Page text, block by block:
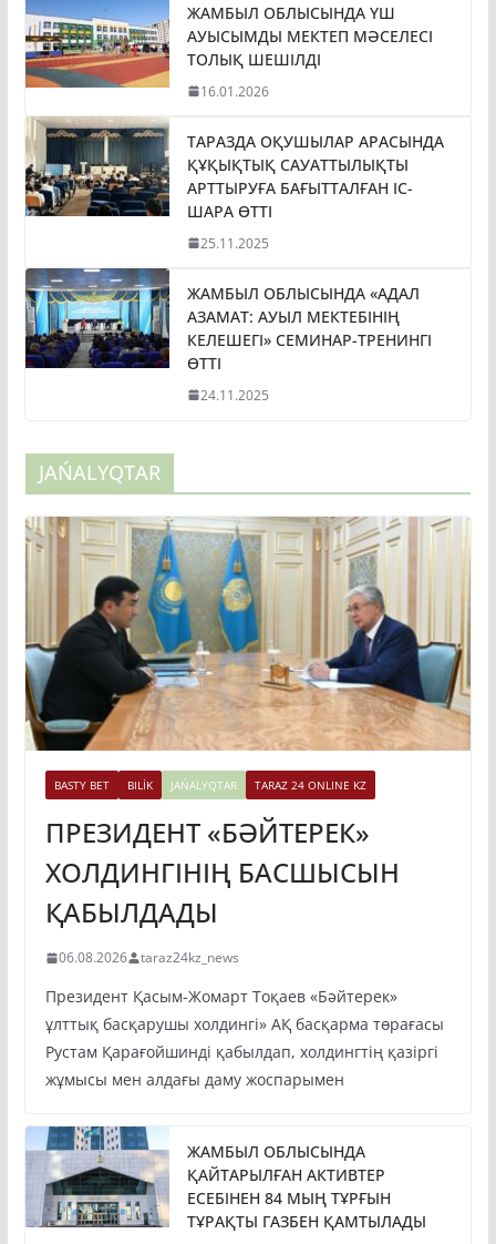
ЖАМБЫЛ ОБЛЫСЫНДА ҮШ
АУЫСЫМДЫ МЕКТЕП МӘСЕЛЕСІ
ТОЛЫҚ ШЕШІЛДІ
16.01.2026
ТАРАЗДА ОҚУШЫЛАР АРАСЫНДА
ҚҰҚЫҚТЫҚ САУАТТЫЛЫҚТЫ
АРТТЫРУҒА БАҒЫТТАЛҒАН ІС-
ШАРА ӨТТІ
25.11.2025
ЖАМБЫЛ ОБЛЫСЫНДА «АДАЛ
АЗАМАТ: АУЫЛ МЕКТЕБІНІҢ
КЕЛЕШЕГІ» СЕМИНАР-ТРЕНИНГІ
ӨТТІ
24.11.2025
JAŃALYQTAR
BASTY BET BILİK JAŃALYQTAR TARAZ 24 ONLINE KZ
ПРЕЗИДЕНТ «БӘЙТЕРЕК»
ХОЛДИНГІНІҢ БАСШЫСЫН
ҚАБЫЛДАДЫ
06.08.2026 taraz24kz_news
Президент Қасым-Жомарт Тоқаев «Бәйтерек»
ұлттық басқарушы холдингі» АҚ басқарма төрағасы
Рустам Қарағойшинді қабылдап, холдингтің қазіргі
жұмысы мен алдағы даму жоспарымен
ЖАМБЫЛ ОБЛЫСЫНДА
ҚАЙТАРЫЛҒАН АКТИВТЕР
ЕСЕБІНЕН 84 МЫҢ ТҰРҒЫН
ТҰРАҚТЫ ГАЗБЕН ҚАМТЫЛАДЫ